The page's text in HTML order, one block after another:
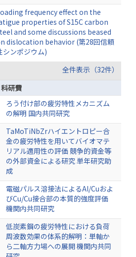
frequency effect on the
properties of S15C carbon
and some discussions beased
dislocation behavior (第28回信頼
シンポジウム)
全件表示（32件）
研費
ろう付け部の疲労特性メカニズム
の解明 国内共同研究
TaMoTiNbZrハイエントロピー合
金の疲労特性を用いてバイオマテ
リアル適用性の評価 競争的資金等
の外部資金による研究 単年研究助
成
電磁パルス溶接法によるAl/Cuおよ
びCu/Cu接合部の本質的強度評価
機関内共同研究
低炭素鋼の疲労特性における負荷
周波数効果の体系的解明：単軸か
ら二軸方力場への展開 機関内共同